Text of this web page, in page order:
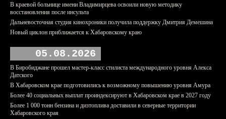
В краевой больнице имени Владимирцева освоили новую методику
восстановления после инсульта
Дальневосточная студия кинохроники получила поддержку Дмитрия Демешина
Новый циклон приближается к Хабаровскому краю
05.08.2026
В Биробиджане прошел мастер-класс стилиста международного уровня Алекса
Датского
В Хабаровском крае подготовились к возможному повышению уровня Амура
Более 40 социальных выплат проиндексируют в Хабаровском крае в 2027 году
Более 1 000 тонн бензина и дизтоплива доставили в северные территории
Хабаровского края